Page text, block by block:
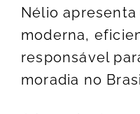
Nélio
moderna,
responsável
moradia no